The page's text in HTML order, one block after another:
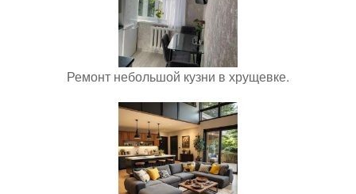
Ремонт небольшой кузни в хрущевке.